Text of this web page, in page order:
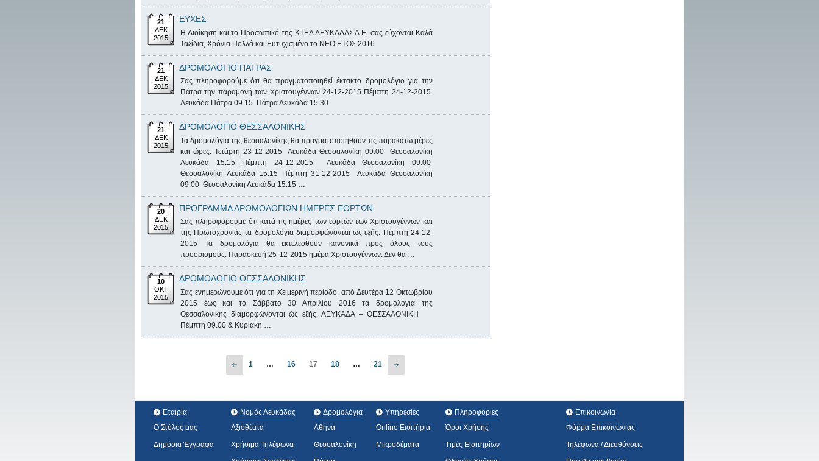
21
ΔΕΚ
2015
ΕΥΧΕΣ
Η Διοίκηση και το Προσωπικό της ΚΤΕΛ ΛΕΥΚΑΔΑΣ Α.Ε. σας εύχονται Καλά
Ταξίδια, Χρόνια Πολλά και Ευτυχισμένο το ΝΕΟ ΕΤΟΣ 2016
21
ΔΕΚ
2015
ΔΡΟΜΟΛΟΓΙΟ ΠΑΤΡΑΣ
Σας πληροφορούμε ότι θα πραγματοποιηθεί έκτακτο δρομολόγιο για την
Πάτρα την παραμονή των Χριστουγέννων 24-12-2015 Πέμπτη 24-12-2015
Λευκάδα Πάτρα 09.15 Πάτρα Λευκάδα 15.30
21
ΔΕΚ
2015
ΔΡΟΜΟΛΟΓΙΟ ΘΕΣΣΑΛΟΝΙΚΗΣ
Τα δρομολόγια της θεσσαλονίκης θα πραγματοποιηθούν τις παρακάτω μέρες
και ώρες. Τετάρτη 23-12-2015 Λευκάδα Θεσσαλονίκη 09.00 Θεσσαλονίκη
Λευκάδα 15.15 Πέμπτη 24-12-2015 Λευκάδα Θεσσαλονίκη 09.00
Θεσσαλονίκη Λευκάδα 15.15 Πέμπτη 31-12-2015 Λευκάδα Θεσσαλονίκη
09.00 Θεσσαλονίκη Λευκάδα 15.15 …
20
ΔΕΚ
2015
ΠΡΟΓΡΑΜΜΑ ΔΡΟΜΟΛΟΓΙΩΝ ΗΜΕΡΕΣ ΕΟΡΤΩΝ
Σας πληροφορούμε ότι κατά τις ημέρες των εορτών των Χριστουγέννων και
της Πρωτοχρονιάς τα δρομολόγια διαμορφώνονται ως εξής. Πέμπτη 24-12-
2015 Τα δρομολόγια θα εκτελεσθούν κανονικά προς όλους τους
προορισμούς. Παρασκευή 25-12-2015 ημέρα Χριστουγέννων. Δεν θα …
10
ΟΚΤ
2015
ΔΡΟΜΟΛΟΓΙΟ ΘΕΣΣΑΛΟΝΙΚΗΣ
Σας ενημερώνουμε ότι για τη Χειμερινή περίοδο, από Δευτέρα 12 Οκτωβρίου
2015 έως και το Σάββατο 30 Απριλίου 2016 τα δρομολόγια της
Θεσσαλονίκης διαμορφώνονται ώς εξής. ΛΕΥΚΑΔΑ – ΘΕΣΣΑΛΟΝΙΚΗ
Πέμπτη 09.00 & Κυριακή …
1 … 16 17 18 … 21
Εταιρία
Ο Στόλος μας
Δημόσια Έγγραφα
Νομός Λευκάδας
Αξιοθέατα
Χρήσιμα Τηλέφωνα
Δρομολόγια
Αθήνα
Θεσσαλονίκη
Υπηρεσίες
Online Εισιτήρια
Μικροδέματα
Πληροφορίες
Όροι Χρήσης
Τιμές Εισιτηρίων
Επικοινωνία
Φόρμα Επικοινωνίας
Τηλέφωνα / Διευθύνσεις